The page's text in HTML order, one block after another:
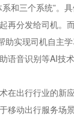
和三个系统”。
再分发给司机。
实现司机自主
音识别等AI技
在出行行业的新
移动出行服务场